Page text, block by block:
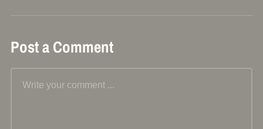
Post a Comment